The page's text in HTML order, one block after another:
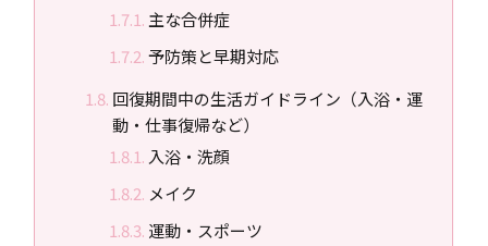
主な合併症
予防策と早期対応
回復期間中の生活ガイドライン（入浴・運
動・仕事復帰など）
入浴・洗顔
メイク
運動・スポーツ